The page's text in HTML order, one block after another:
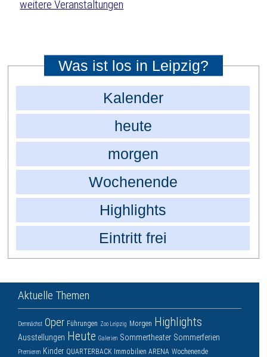
weitere Veranstaltungen
Was ist los in Leipzig?
Kalender
heute
morgen
Wochenende
Highlights
Eintritt frei
Aktuelle Themen
Demnächst Oper Führungen Zoo Leipzig Morgen Highlights
Ausstellungen Heute Galerien Sommertheater Sommerferien
Premieren Kinder QUARTERBACK Immobilien ARENA Wochenende